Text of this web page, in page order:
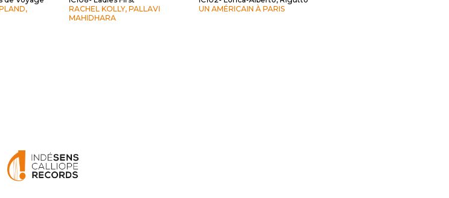
RACHEL KOLLY, PALLAVI
MAHIDHARA
UN AMÉRICAIN À PARIS